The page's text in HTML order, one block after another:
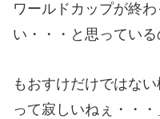
ワールドカップが終
い・・・と思っている
もおすけだけではな
って寂しいねぇ・・・